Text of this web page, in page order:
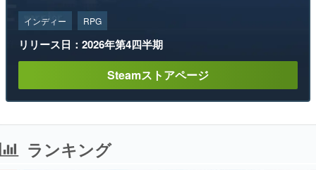
インディー RPG
リリース日：2026年第4四半期
Steamストアページ
ランキング